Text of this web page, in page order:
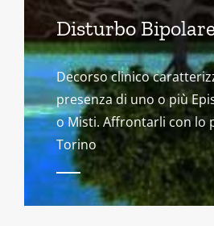
Disturbo
Decorso clinico
presenza di uno o più
o Misti. Affrontarli con lo
Torino